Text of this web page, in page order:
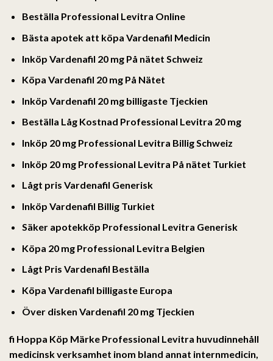
Beställa Professional Levitra Online
Bästa apotek att köpa Vardenafil Medicin
Inköp Vardenafil 20 mg På nätet Schweiz
Köpa Vardenafil 20 mg På Nätet
Inköp Vardenafil 20 mg billigaste Tjeckien
Beställa Låg Kostnad Professional Levitra 20 mg
Inköp 20 mg Professional Levitra Billig Schweiz
Inköp 20 mg Professional Levitra På nätet Turkiet
Lågt pris Vardenafil Generisk
Inköp Vardenafil Billig Turkiet
Säker apotekköp Professional Levitra Generisk
Köpa 20 mg Professional Levitra Belgien
Lågt Pris Vardenafil Beställa
Köpa Vardenafil billigaste Europa
Över disken Vardenafil 20 mg Tjeckien
fi Hoppa Köp Märke Professional Levitra huvudinnehåll
medicinsk verksamhet inom bland annat internmedicin,